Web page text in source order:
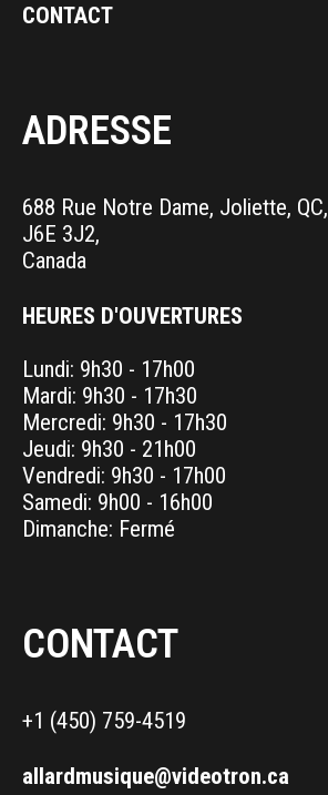
CONTACT
ADRESSE
688 Rue Notre Dame, Joliette, QC,
J6E 3J2,
Canada
HEURES D'OUVERTURES
Lundi: 9h30 - 17h00
Mardi: 9h30 - 17h30
Mercredi: 9h30 - 17h30
Jeudi: 9h30 - 21h00
Vendredi: 9h30 - 17h00
Samedi: 9h00 - 16h00
Dimanche: Fermé
CONTACT
+1 (450) 759-4519
allardmusique@videotron.ca